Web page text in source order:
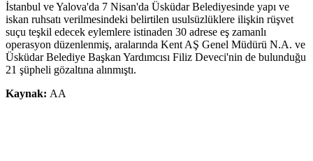
İstanbul ve Yalova'da 7 Nisan'da Üsküdar Belediyesinde yapı ve
iskan ruhsatı verilmesindeki belirtilen usulsüzlüklere ilişkin rüşvet
suçu teşkil edecek eylemlere istinaden 30 adrese eş zamanlı
operasyon düzenlenmiş, aralarında Kent AŞ Genel Müdürü N.A. ve
Üsküdar Belediye Başkan Yardımcısı Filiz Deveci'nin de bulunduğu
21 şüpheli gözaltına alınmıştı.
Kaynak: AA